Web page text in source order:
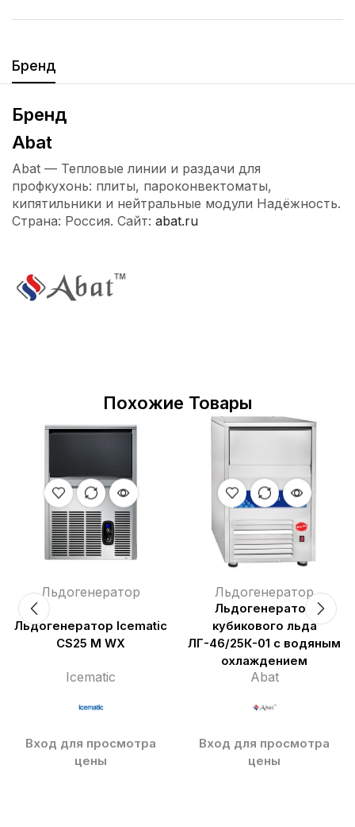
Бренд
Бренд
Abat
Abat — Тепловые линии и раздачи для
профкухонь: плиты, пароконвектоматы,
кипятильники и нейтральные модули Надёжность.
Страна: Россия. Сайт: abat.ru
Похожие Товары
Льдогенератор
Льдогенератор Icematic
CS25 M WX
Icematic
Вход для просмотра
цены
Льдогенератор
Льдогенератор
кубикового льда
ЛГ-46/25К-01 с водяным
охлаждением
Abat
Вход для просмотра
цены